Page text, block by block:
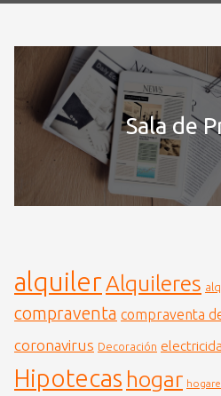
Sala de
alquilerAlquileres
compraventa compraventa
coronavirus Decoración
Hipotecas hogar